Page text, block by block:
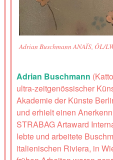
Adrian Buschmann ANAÏS, ÖL/
Adrian Buschmann
ultra-zeitgenössischer
Akademie der Künste
und erhielt einen
STRABAG Artaward
lebte und arbeitete
italienischen Riviera, in